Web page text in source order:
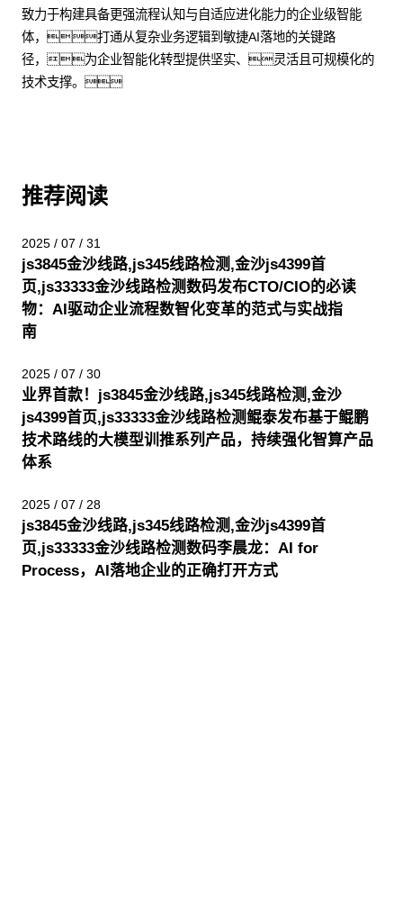
致力于构建具备更强流程认知与自适应进化能力的企业级智能
体，打通从复杂业务逻辑到敏捷AI落地的关键路
径，为企业智能化转型提供坚实、灵活且可规模化的
技术支撑。
推荐阅读
2025 / 07 / 31
js3845金沙线路,js345线路检测,金沙js4399首
页,js33333金沙线路检测数码发布CTO/CIO的必读
物：AI驱动企业流程数智化变革的范式与实战指
南
2025 / 07 / 30
业界首款！js3845金沙线路,js345线路检测,金沙
js4399首页,js33333金沙线路检测鲲泰发布基于鲲鹏
技术路线的大模型训推系列产品，持续强化智算产品
体系
2025 / 07 / 28
js3845金沙线路,js345线路检测,金沙js4399首
页,js33333金沙线路检测数码李晨龙：AI for
Process，AI落地企业的正确打开方式